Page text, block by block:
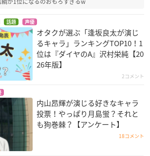
話題 声優
オタクが選ぶ「逢坂良太が演じ
るキャラ」ランキングTOP10！1
位は『ダイヤのA』沢村栄純【20
26年版】
2コメント
内山昂輝が演じる好きなキャラ
投票！やっぱり月島蛍？それと
も狗巻棘？【アンケート】
18コメント